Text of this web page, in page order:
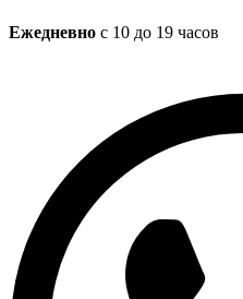
Ежедневно с 10 до 19 часов